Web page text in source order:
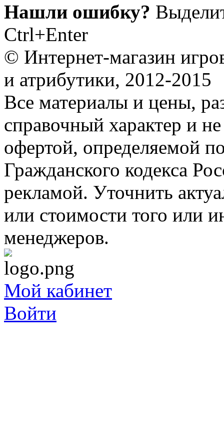
Нашли ошибку?
Ctrl+Enter
© Интернет-магазин
и атрибутики, 2012-2015
Все материалы и цены,
справочный характер и
офертой, определяемой
Гражданского кодекса
рекламой. Уточнить
или стоимости того или
менеджеров.
Мой кабинет
Войти